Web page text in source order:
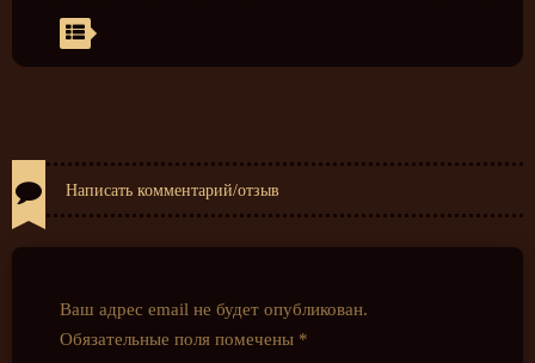
Написать комментарий/отзыв
Ваш адрес email не будет опубликован.
Обязательные поля помечены *